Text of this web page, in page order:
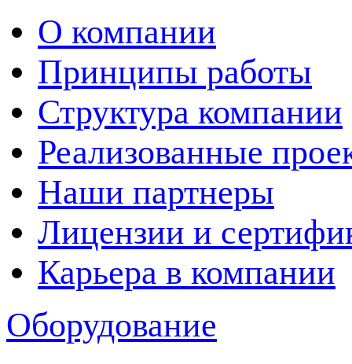
О компании
Принципы работы
Структура компании
Реализованные
Наши партнеры
Лицензии и
Карьера в компании
Оборудование